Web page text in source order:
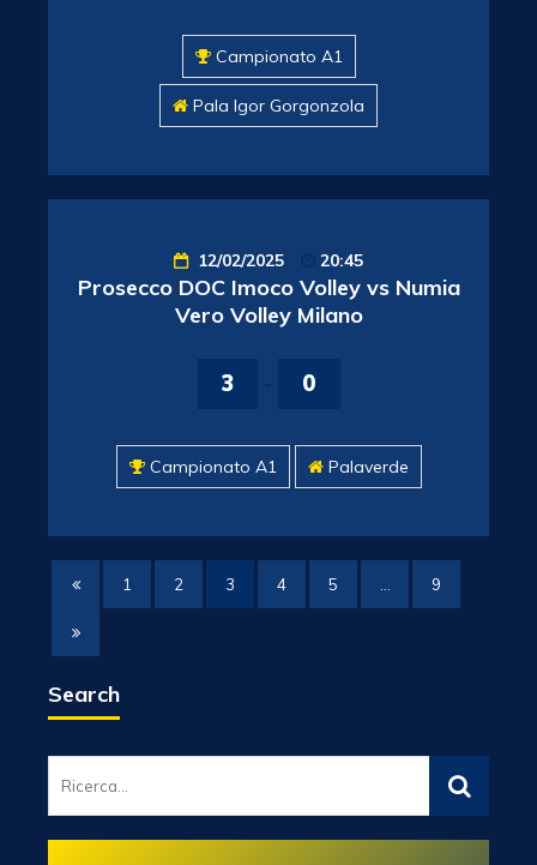
Campionato A1
Pala Igor Gorgonzola
12/02/2025 20:45
Prosecco DOC Imoco Volley vs Numia
Vero Volley Milano
3 0
Campionato A1 Palaverde
1 2 3 4 5 9
Search